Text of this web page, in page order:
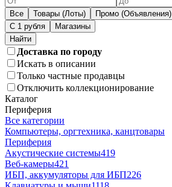
Все Товары (Лоты) Промо (Объявления)
С 1 рубля
Магазины
Доставка по городу
Искать в описании
Только частные продавцы
Отключить коллекционирование
Каталог
Периферия
Все категории
Компьютеры, оргтехника, канцтовары
Периферия
Акустические системы419
Веб-камеры421
ИБП, аккумуляторы для ИБП226